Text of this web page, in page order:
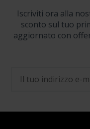
Iscriviti ora alla
sconto sul tuo
aggiornato con